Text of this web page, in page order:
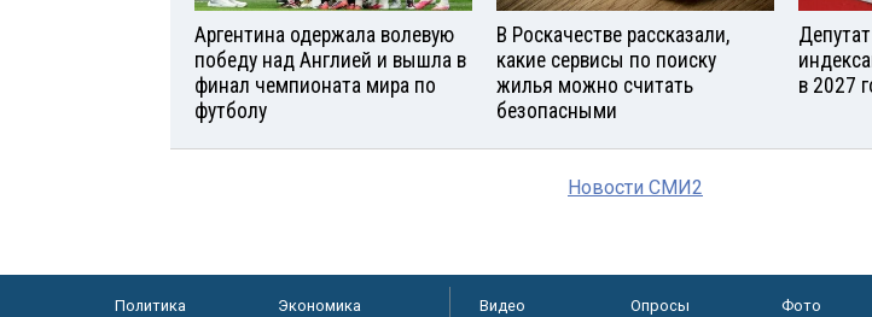
Аргентина одержала волевую
победу над Англией и вышла в
финал чемпионата мира по
футболу
В Роскачестве рассказали,
какие сервисы по поиску
жилья можно считать
безопасными
в 2027
Новости СМИ2
Политика
Экономика
Видео Опросы
Фото